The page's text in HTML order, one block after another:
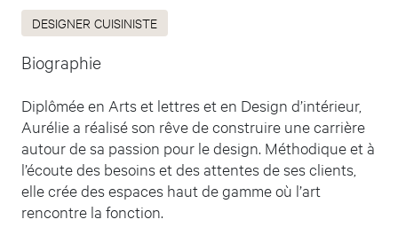
DESIGNER CUISINISTE
Biographie
Diplômée en Arts et lettres et en Design d’intérieur,
Aurélie a réalisé son rêve de construire une carrière
autour de sa passion pour le design. Méthodique et à
l’écoute des besoins et des attentes de ses clients,
elle crée des espaces haut de gamme où l’art
rencontre la fonction.